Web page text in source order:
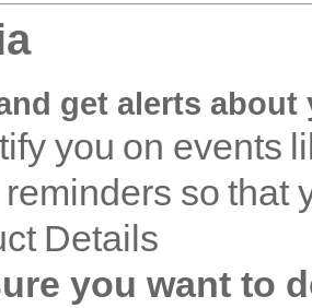
get alerts
you on events
so that
Details
you want to